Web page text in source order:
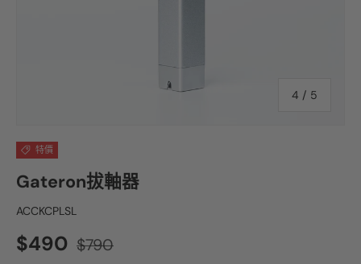
4 / 5
特價
Gateron拔軸器
ACCKCPLSL
$490 $790